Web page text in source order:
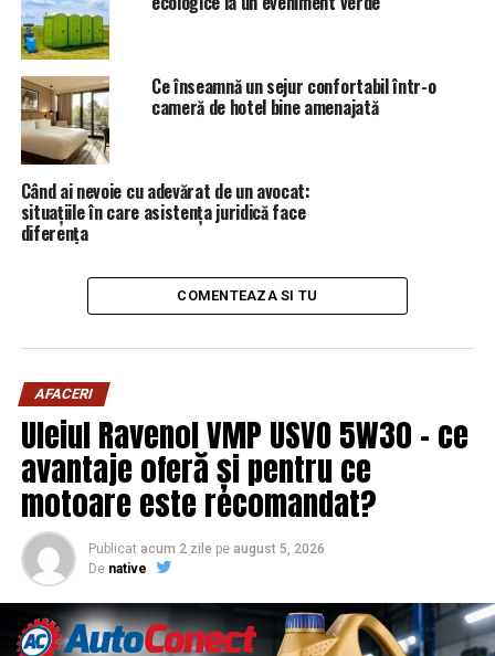
de Prahova
NU RATATI
Rusia, în război total cu Europa! Ce decizie
surprinzătoare a luat Vladimir Putin / Comisarul de
Prahova – Comisarul de Prahova
Ce înseamnă un sejur confortabil într-o
cameră de hotel bine amenajată
Când ai nevoie cu adevărat de un avocat:
situațiile în care asistența juridică face
diferența
COMENTEAZA SI TU
AFACERI
Uleiul Ravenol VMP USVO 5W30 – ce
avantaje oferă și pentru ce
motoare este recomandat?
Publicat acum 2 zile pe august 5, 2026
De native